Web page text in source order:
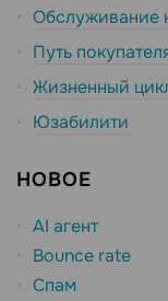
Обслуживание
Путь
Жизненный
Юзабилити
НОВОЕ
AI агент
Bounce rate
Спам